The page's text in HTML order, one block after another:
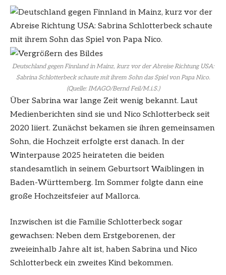
Deutschland gegen Finnland in Mainz, kurz vor der Abreise Richtung USA:
Sabrina Schlotterbeck schaute mit ihrem Sohn das Spiel von Papa Nico.
(Quelle: IMAGO/Bernd Feil/M.i.S.)
Über Sabrina war lange Zeit wenig bekannt. Laut
Medienberichten sind sie und Nico Schlotterbeck seit
2020 liiert. Zunächst bekamen sie ihren gemeinsamen
Sohn, die Hochzeit erfolgte erst danach. In der
Winterpause 2025 heirateten die beiden
standesamtlich in seinem Geburtsort Waiblingen in
Baden-Württemberg. Im Sommer folgte dann eine
große Hochzeitsfeier auf Mallorca.
Inzwischen ist die Familie Schlotterbeck sogar
gewachsen: Neben dem Erstgeborenen, der
zweieinhalb Jahre alt ist, haben Sabrina und Nico
Schlotterbeck ein zweites Kind bekommen.